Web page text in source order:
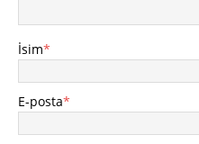
İsim*
E-posta*